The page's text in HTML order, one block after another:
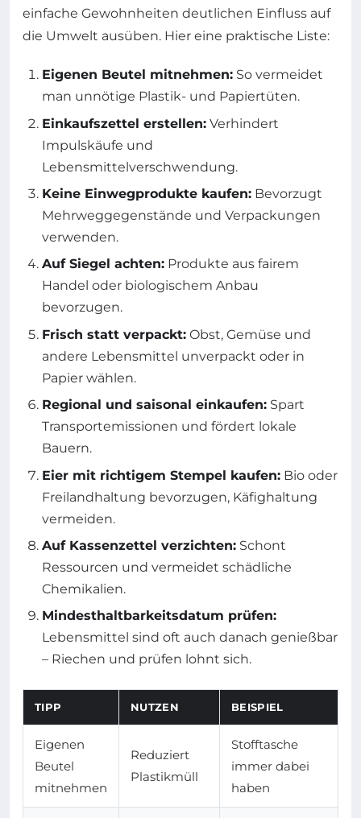
einfache Gewohnheiten deutlichen Einfluss auf
die Umwelt ausüben. Hier eine praktische Liste:
Eigenen Beutel mitnehmen: So vermeidet
man unnötige Plastik- und Papiertüten.
Einkaufszettel erstellen: Verhindert
Impulskäufe und
Lebensmittelverschwendung.
Keine Einwegprodukte kaufen: Bevorzugt
Mehrweggegenstände und Verpackungen
verwenden.
Auf Siegel achten: Produkte aus fairem
Handel oder biologischem Anbau
bevorzugen.
Frisch statt verpackt: Obst, Gemüse und
andere Lebensmittel unverpackt oder in
Papier wählen.
Regional und saisonal einkaufen: Spart
Transportemissionen und fördert lokale
Bauern.
Eier mit richtigem Stempel kaufen: Bio oder
Freilandhaltung bevorzugen, Käfighaltung
vermeiden.
Auf Kassenzettel verzichten: Schont
Ressourcen und vermeidet schädliche
Chemikalien.
Mindesthaltbarkeitsdatum prüfen:
Lebensmittel sind oft auch danach genießbar
– Riechen und prüfen lohnt sich.
TIPP NUTZEN BEISPIEL
Eigenen
Beutel
mitnehmen
Reduziert
Plastikmüll
Stofftasche
immer dabei
haben